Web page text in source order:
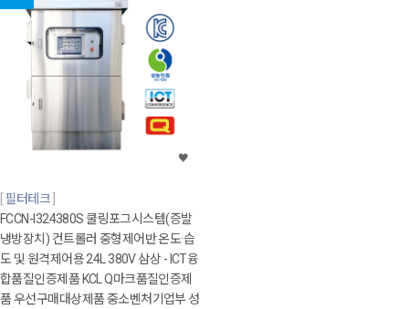
필터테크
FCCN-I324380S 쿨링포그시스템(증발
냉방장치) 컨트롤러 중형제어반 온도·습
도 및 원격제어용 24L 380V 삼상 - ICT융
합품질인증제품 KCL Q마크품질인증제
품 우선구매대상제품 중소벤처기업부 성